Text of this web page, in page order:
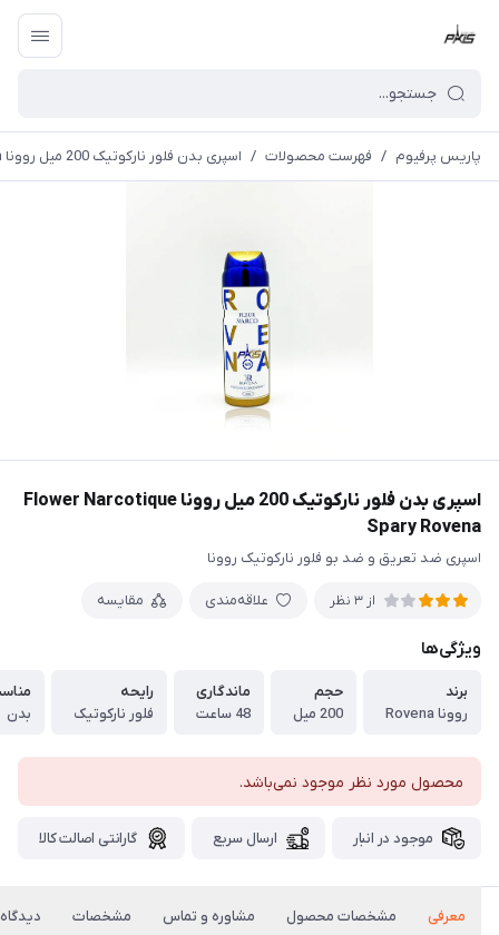
پاریس پرفیوم / فهرست محصولات / اسپری بدن فلور نارکوتیک 200 میل روونا Flower Narcotique Spary Rovena
اسپری بدن فلور نارکوتیک 200 میل روونا Flower Narcotique
Spary Rovena
اسپری ضد تعریق و ضد بو فلور نارکوتیک روونا
از 3 نظر علاقه‌مندی مقایسه
ویژگی‌ها
برند
روونا Rovena
حجم
200 میل
ماندگاری
48 ساعت
رایحه
فلور نارکوتیک
بدن
محصول مورد نظر موجود نمی‌باشد.
موجود در انبار ارسال سریع گارانتی اصالت کالا
معرفی مشخصات محصول مشاوره و تماس مشخصات